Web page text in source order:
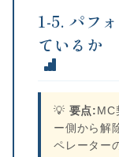
1-5. パフ
ているか
💡 要点:MC
ー側から解
ペレーター